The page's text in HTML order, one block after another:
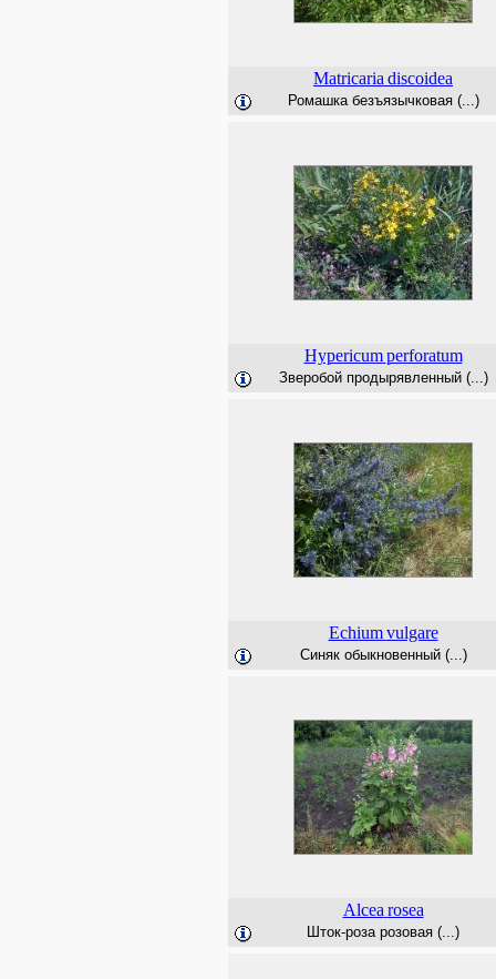
Matricaria discoidea
Ромашка безъязычковая (...)
Hypericum perforatum
Зверобой продырявленный (...)
Echium vulgare
Синяк обыкновенный (...)
Alcea rosea
Шток-роза розовая (...)